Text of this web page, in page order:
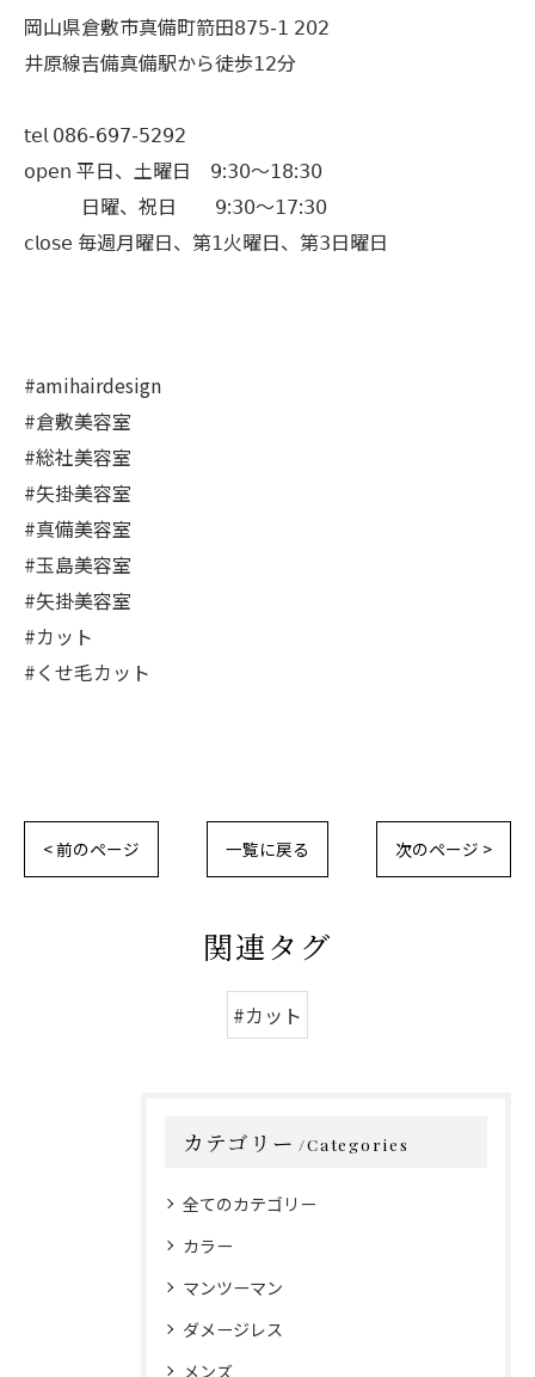
岡山県倉敷市真備町箭田𝟪𝟩𝟧-𝟣 𝟤𝟢𝟤
井原線吉備真備駅から徒歩𝟣𝟤分
𝗍𝖾𝗅 𝟢𝟪𝟨-𝟨𝟫𝟩-𝟧𝟤𝟫𝟤
𝗈𝗉𝖾𝗇 平日、土曜日 𝟫:𝟥𝟢〜𝟣𝟪:𝟥𝟢
日曜、祝日 𝟫:𝟥𝟢〜𝟣𝟩:𝟥𝟢
𝖼𝗅𝗈𝗌𝖾 毎週月曜日、第𝟣火曜日、第𝟥日曜日
#amihairdesign
#倉敷美容室
#総社美容室
#矢掛美容室
#真備美容室
#玉島美容室
#矢掛美容室
#カット
#くせ毛カット
< 前のページ 一覧に戻る 次のページ >
関連タグ
#カット
カテゴリー Categories
全てのカテゴリー
カラー
マンツーマン
ダメージレス
メンズ